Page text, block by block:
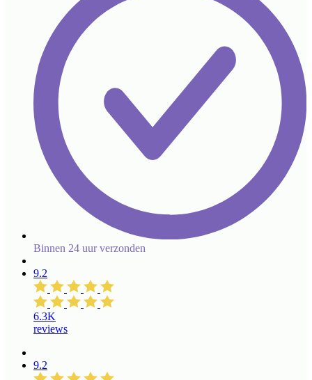
Binnen 24 uur verzonden
9.2
6.3K
reviews
9.2